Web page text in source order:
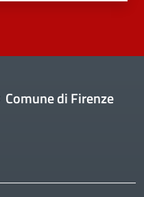
Comune di Firenze